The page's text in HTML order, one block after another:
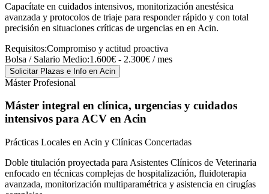
Capacítate en cuidados intensivos, monitorización anestésica
avanzada y protocolos de triaje para responder rápido y con total
precisión en situaciones críticas de urgencias en en Acin.
Requisitos:Compromiso y actitud proactiva
Bolsa / Salario Medio:1.600€ - 2.300€ / mes
Solicitar Plazas e Info en Acin
Máster Profesional
Máster integral en clínica, urgencias y cuidados
intensivos para ACV en Acin
Prácticas Locales en Acin y Clínicas Concertadas
Doble titulación proyectada para Asistentes Clínicos de Veterinaria
enfocado en técnicas complejas de hospitalización, fluidoterapia
avanzada, monitorización multiparamétrica y asistencia en cirugías